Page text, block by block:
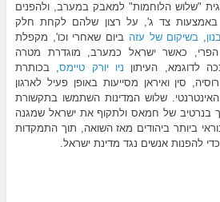
"שלוש הלוחמות" למאבק במערב, ולהפנים
באמצעות צד ג', על רצון שלהם לקחת חלק
, בשיקום של עזה ביום שאחרי וכו', מקפלת
כאשר ישראל כמערב, מוגדרת מטרה
לדוגמא, העיתון ניו יורק טיימס, בכותרת
סין ואיראן מסייעות באופן פעיל לארגון
שלוש המדינות השתמשו בתקשורת
בנרטיב של חמאס ולתקוף את ישראל שמגנה
ביותר ביהודים מאז השואה, תוך התמקדות
להפנות אנשים נגד מדינת ישראל.